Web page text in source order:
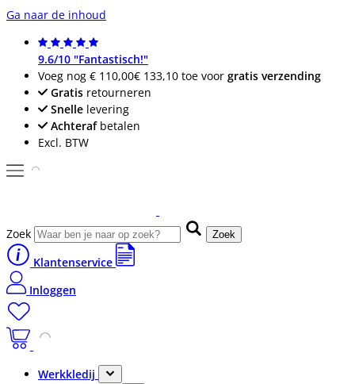
Ga naar de inhoud
9.6/10 "Fantastisch!"
Voeg nog € 110,00€ 133,10 toe voor gratis verzending
Gratis retourneren
Snelle levering
Achterafbetalen
Excl. BTW
Zoek Zoek
Klantenservice
Inloggen
Werkkledij